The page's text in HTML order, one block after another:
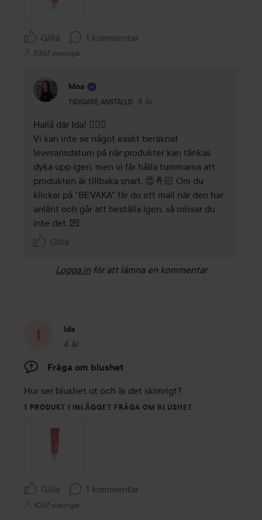
Gilla 1 kommentar
5307 visningar
Moa
TIDIGARE ANSTÄLLD
Användarens roll: Tidigare anställd.
4 år
Kommentaren lades 4 år
Hallå där Ida! 🙋🏼‍♀️
Vi kan inte se något exakt beräknat
leveransdatum på när produkter kan tänkas
dyka upp igen, men vi får hålla tummarna att
produkten är tillbaka snart. 😍🤞🏻 Om du
klickar på "BEVAKA" får du ett mail när den har
anlänt och går att beställa igen, så missar du
inte det. 💌
Gilla
Logga in för att lämna en kommentar
Ida
4 år
Inlägget skapades 4 år
Fråga om blushet
Hur ser blushet ut och är det skimrigt?
1 PRODUKT I INLÄGGET FRÅGA OM BLUSHET
Gilla 1 kommentar
4257 visningar